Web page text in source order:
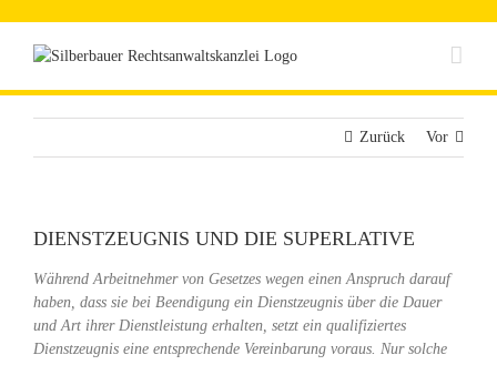
springen
Zurück Vor
DIENSTZEUGNIS UND DIE SUPERLATIVE
Während Arbeitnehmer von Gesetzes wegen einen Anspruch darauf
haben, dass sie bei Beendigung ein Dienstzeugnis über die Dauer
und Art ihrer Dienstleistung erhalten, setzt ein qualifiziertes
Dienstzeugnis eine entsprechende Vereinbarung voraus. Nur solche